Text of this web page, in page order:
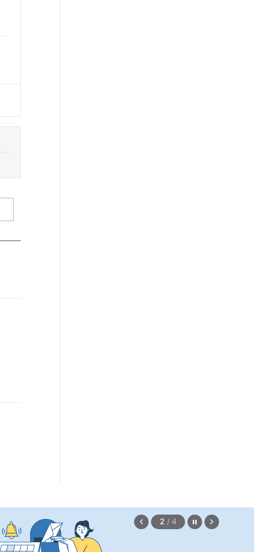
이
2 / 4
정지
다